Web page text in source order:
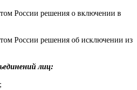
России решения о включении в
России решения об исключении из
лиц: